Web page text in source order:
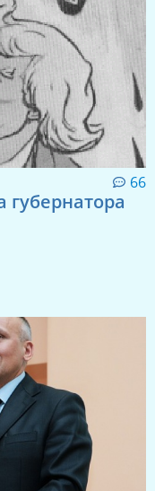
66
губернатора